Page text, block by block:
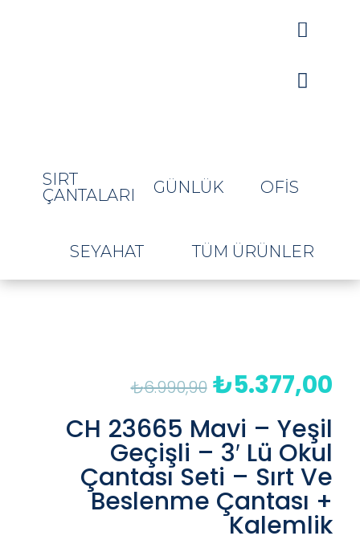


SIRT
ÇANTALARI
GÜNLÜK OFIS
SEYAHAT TÜM ÜRÜNLER
₺6.990,90 Orijinal
fiyat:
₺6.990,90.
₺5.377,00Şu
CH 23665 Mavi – Yeşil
Geçişli – 3′ Lü Okul
Çantası Seti – Sırt Ve
Beslenme Çantası +
Kalemlik